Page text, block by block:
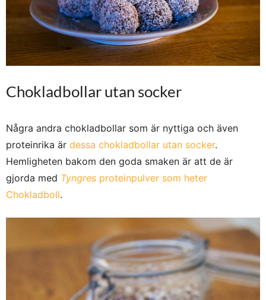
Chokladbollar utan socker
Några andra chokladbollar som är nyttiga och även
proteinrika är dessa chokladbollar utan socker.
Hemligheten bakom den goda smaken är att de är
gjorda med Tyngres proteinpulver som heter
Chokladboll.